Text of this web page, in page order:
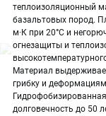
теплоизоляционный
базальтовых пород.
м·К при 20°C и
огнезащиты и
Материал
грибку и
долговечность до 50